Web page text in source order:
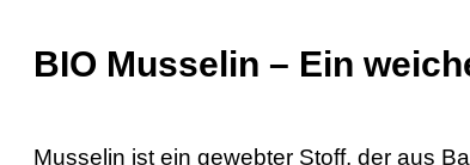
BIO Musselin – Ein
Musselin ist ein gewebter Stoff, der aus